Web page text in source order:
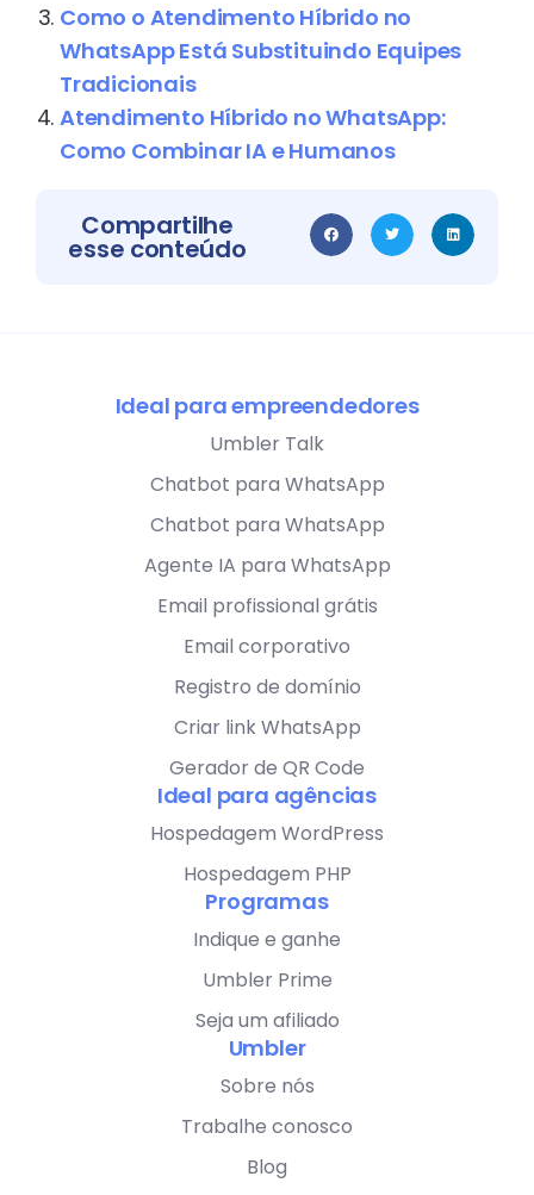
Como o Atendimento Híbrido no
WhatsApp Está Substituindo Equipes
Tradicionais
Atendimento Híbrido no WhatsApp:
Como Combinar IA e Humanos
Compartilhe
esse conteúdo
Ideal para empreendedores
Umbler Talk
Chatbot para WhatsApp
Chatbot para WhatsApp
Agente IA para WhatsApp
Email profissional grátis
Email corporativo
Registro de domínio
Criar link WhatsApp
Gerador de QR Code
Ideal para agências
Hospedagem WordPress
Hospedagem PHP
Programas
Indique e ganhe
Umbler Prime
Seja um afiliado
Umbler
Sobre nós
Trabalhe conosco
Blog